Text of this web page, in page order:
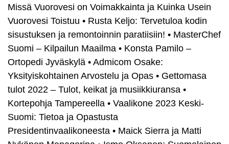
Missä Vuorovesi on Voimakkainta ja Kuinka Usein
Vuorovesi Toistuu • Rusta Keljo: Tervetuloa kodin
sisustuksen ja remontoinnin paratiisiin! • MasterChef
Suomi – Kilpailun Maailma • Konsta Pamilo –
Ortopedi Jyväskylä • Admicom Osake:
Yksityiskohtainen Arvostelu ja Opas • Gettomasa
tulot 2022 – Tulot, keikat ja musiikkiuransa •
Kortepohja Tampereella • Vaalikone 2023 Keski-
Suomi: Tietoa ja Opastusta
Presidentinvaalikoneesta • Maick Sierra ja Matti